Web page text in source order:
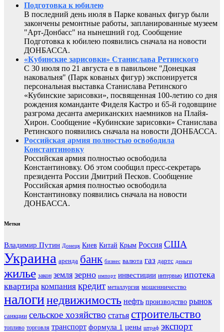
Подготовка к юбилею
В последний день июля в Парке кованых фигур были
закончены ремонтные работы, запланированные музеем
"Арт-Донбасс" на нынешний год. Сообщение
Подготовка к юбилею появились сначала на новости
ДОНБАССА.
«Кубинские зарисовки» Станислава Ретинского
С 30 июля по 21 августа е в павильоне "Донецкая
наковальня" (Парк кованых фигур) экспонируется
персональная выставка Станислава Ретинского
«Кубинские зарисовки», посвященная 100-летию со дня
рождения команданте Фиделя Кастро и 65-й годовщине
разгрома десанта американских наемников на Плайя-
Хирон. Сообщение «Кубинские зарисовки» Станислава
Ретинского появились сначала на новости ДОНБАССА.
Российская армия полностью освободила
Константиновку
Российская армия полностью освободила
Константиновку. Об этом сообщил пресс-секретарь
президента России Дмитрий Песков. Сообщение
Российская армия полностью освободила
Константиновку появились сначала на новости
ДОНБАССА.
Метки
Владимир Путин Донецк Киев Китай Крым Россия США
Украина аренда банк бизнес валюта газ дартс деньги
жилье закон земля зерно импорт инвестиции интервью ипотека
квартира компания кредит металлургия мошенничество
налогинедвижимость нефть производство рынок
санкции сельское хозяйство статья строительство
топливо торговля транспорт формула 1 цены штраф экспорт